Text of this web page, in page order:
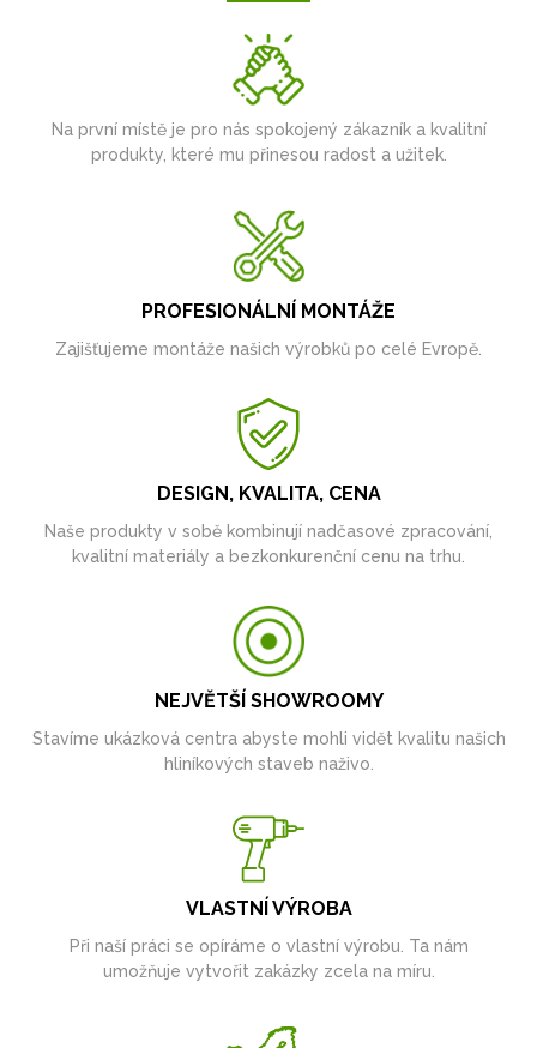
Na první místě je pro nás spokojený zákazník a kvalitní
produkty, které mu přinesou radost a užitek.
PROFESIONÁLNÍ MONTÁŽE
Zajišťujeme montáže našich výrobků po celé Evropě.
DESIGN, KVALITA, CENA
Naše produkty v sobě kombinují nadčasové zpracování,
kvalitní materiály a bezkonkurenční cenu na trhu.
NEJVĚTŠÍ SHOWROOMY
Stavíme ukázková centra abyste mohli vidět kvalitu našich
hliníkových staveb naživo.
VLASTNÍ VÝROBA
Při naší práci se opíráme o vlastní výrobu. Ta nám
umožňuje vytvořit zakázky zcela na míru.